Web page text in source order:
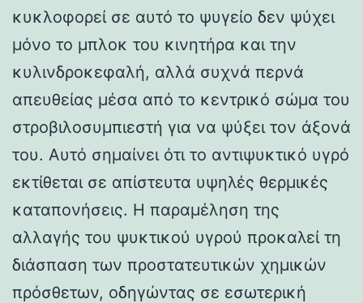
κυκλοφορεί σε αυτό το ψυγείο δεν ψύχει
μόνο το μπλοκ του κινητήρα και την
κυλινδροκεφαλή, αλλά συχνά περνά
απευθείας μέσα από το κεντρικό σώμα του
στροβιλοσυμπιεστή για να ψύξει τον άξονά
του. Αυτό σημαίνει ότι το αντιψυκτικό υγρό
εκτίθεται σε απίστευτα υψηλές θερμικές
καταπονήσεις. Η παραμέληση της
αλλαγής του ψυκτικού υγρού προκαλεί τη
διάσπαση των προστατευτικών χημικών
πρόσθετων, οδηγώντας σε εσωτερική